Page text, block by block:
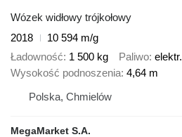
Wózek widłowy trójkołowy
2018
10 594 m/g
Ładowność 1 500 kg Paliwo elektr.
Wysokość podnoszenia 4,64 m
Polska, Chmielów
MegaMarket S.A.